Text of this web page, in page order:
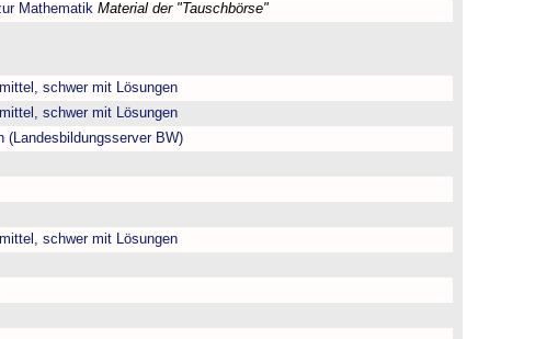
Mathematik Material der "Tauschbörse"
schwer mit Lösungen
schwer mit Lösungen
(Landesbildungsserver BW)
schwer mit Lösungen